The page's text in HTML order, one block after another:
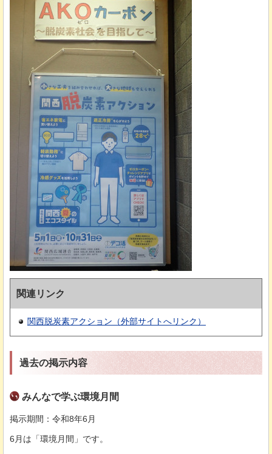
関連リンク
関西脱炭素アクション（外部サイトへリンク）
過去の掲示内容
みんなで学ぶ環境月間
掲示期間：令和8年6月
6月は「環境月間」です。